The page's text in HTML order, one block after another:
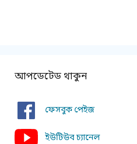
আপডেটেড থাকুন
ফেসবুক পেইজ
ইউটিউব চ্যানেল